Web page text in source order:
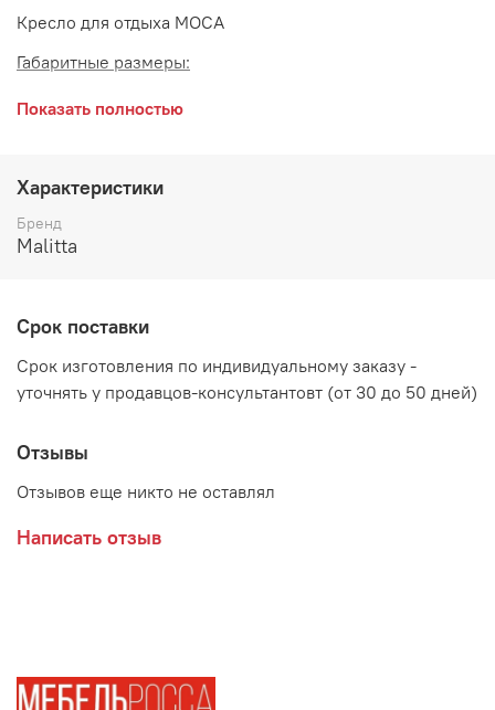
Кресло для отдыха MOCA
Габаритные размеры:
Показать полностью
Характеристики
Бренд
Malitta
Срок поставки
Срок изготовления по индивидуальному заказу -
уточнять у продавцов-консультантовт (от 30 до 50 дней)
Отзывы
Отзывов еще никто не оставлял
Написать отзыв